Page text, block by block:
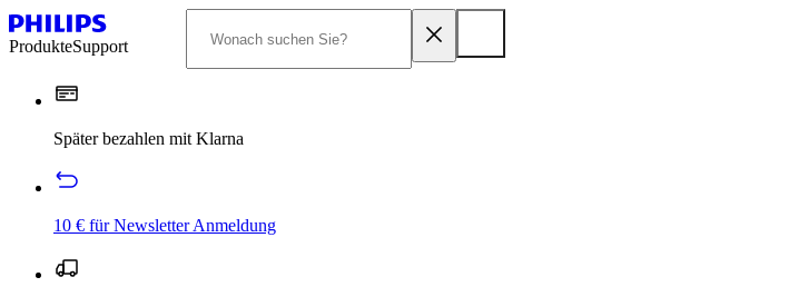
ProdukteSupport
Später bezahlen mit Klarna
10 € für Newsletter Anmeldung